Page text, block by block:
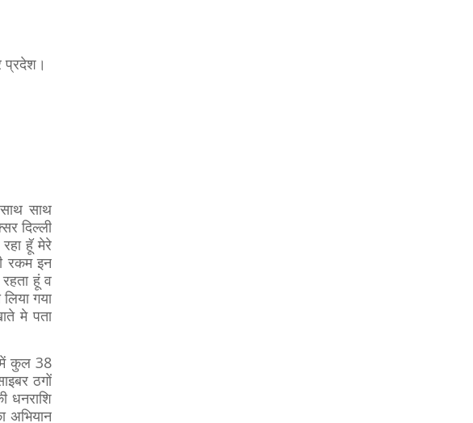
प्रदेश।
साथ
दिल्ली
हॅू मेरे
रकम इन
हूं व
गया
मे पता
में कुल 38
ठगों
धनराशि
अभियान